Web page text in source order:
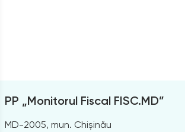
PP „Monitorul Fiscal FISC.MD”
MD-2005, mun. Chișinău